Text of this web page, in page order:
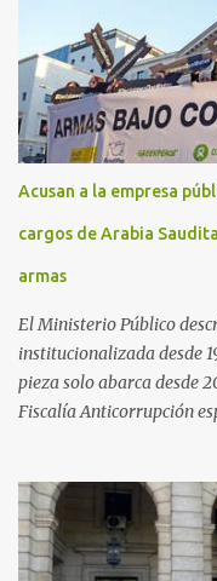
Acusan a la empresa
cargos de Arabia
armas
El Ministerio Público
institucionalizada desde
pieza solo abarca desde
Fiscalía Anticorrupción
Arabia Saudita a través
disuelta. El fiscal
conclusiones cómo la